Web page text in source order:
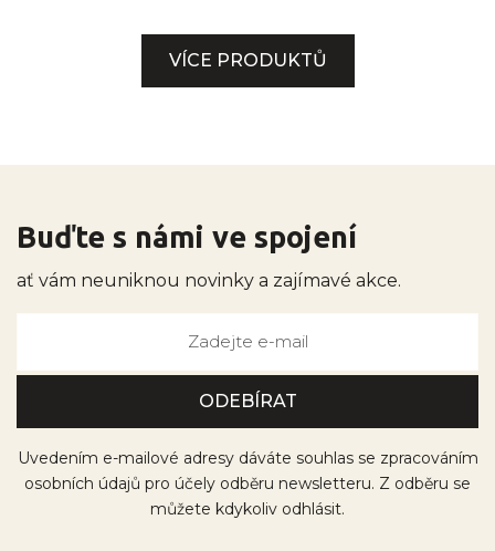
VÍCE PRODUKTŮ
Buďte s námi ve spojení
ať vám neuniknou novinky a zajímavé akce.
Uvedením e-mailové adresy dáváte souhlas se zpracováním
osobních údajů pro účely odběru newsletteru. Z odběru se
můžete kdykoliv odhlásit.